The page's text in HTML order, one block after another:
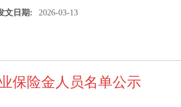
文日期:
2026-03-13
保险金人员名单公示